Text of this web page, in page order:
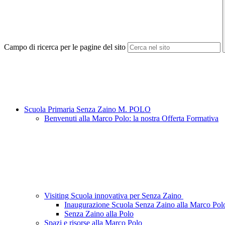
Campo di ricerca per le pagine del sito
Scuola Primaria Senza Zaino M. POLO
Benvenuti alla Marco Polo: la nostra Offerta Formativa
Visiting Scuola innovativa per Senza Zaino
Inaugurazione Scuola Senza Zaino alla Marco
Senza Zaino alla Polo
Spazi e risorse alla Marco Polo